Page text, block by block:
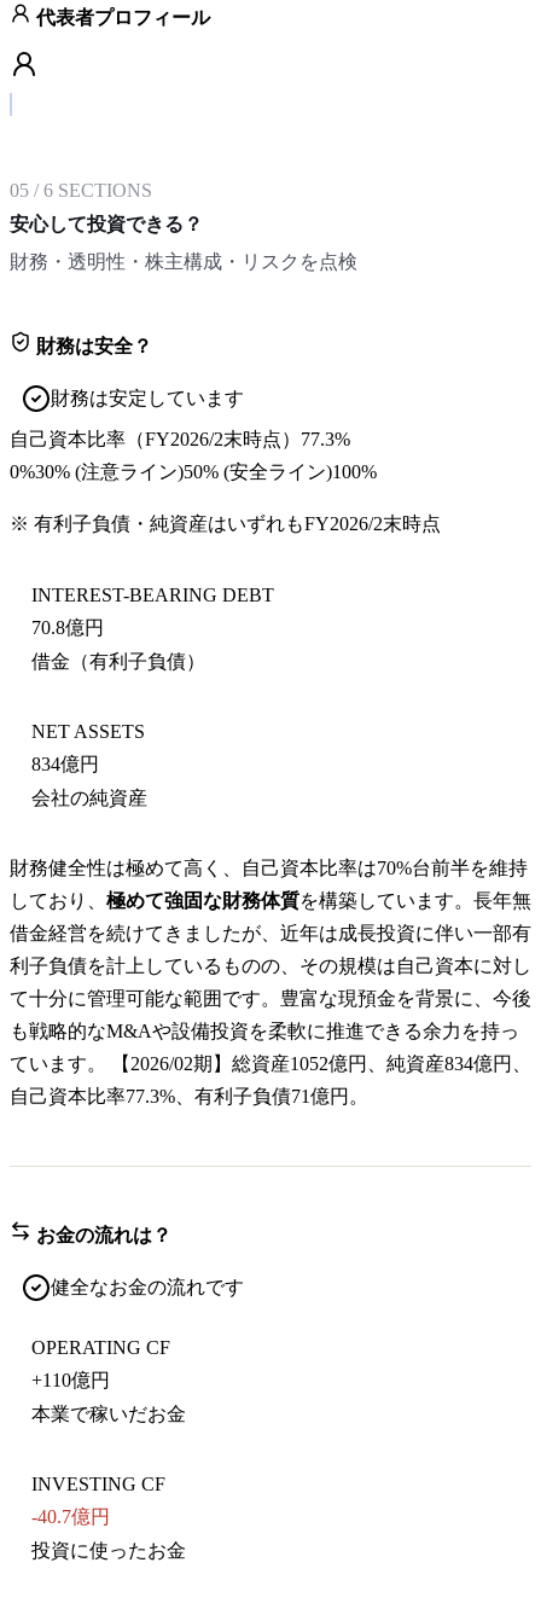
代表者プロフィール
05 /6 SECTIONS
安心して投資できる？
財務・透明性・株主構成・リスクを点検
財務は安全？
財務は安定しています
自己資本比率 （FY2026/2末時点） 77.3%
0%30% (注意ライン)50% (安全ライン)100%
※ 有利子負債・純資産はいずれもFY2026/2末時点
INTEREST-BEARING DEBT
70.8億円
借金（有利子負債）
NET ASSETS
834億円
会社の純資産
財務健全性は極めて高く、自己資本比率は70%台前半を維持
しており、 極めて強固な財務体質を構築しています。長年無
借金経営を続けてきましたが、近年は成長投資に伴い一部有
利子負債を計上しているものの、その規模は自己資本に対し
て十分に管理可能な範囲です。豊富な現預金を背景に、今後
も戦略的なM&Aや設備投資を柔軟に推進できる余力を持っ
ています。 【2026/02期】総資産1052億円、純資産834億円、
自己資本比率77.3%、有利子負債71億円。
お金の流れは？
健全なお金の流れです
OPERATING CF
+110億円
本業で稼いだお金
INVESTING CF
-40.7億円
投資に使ったお金